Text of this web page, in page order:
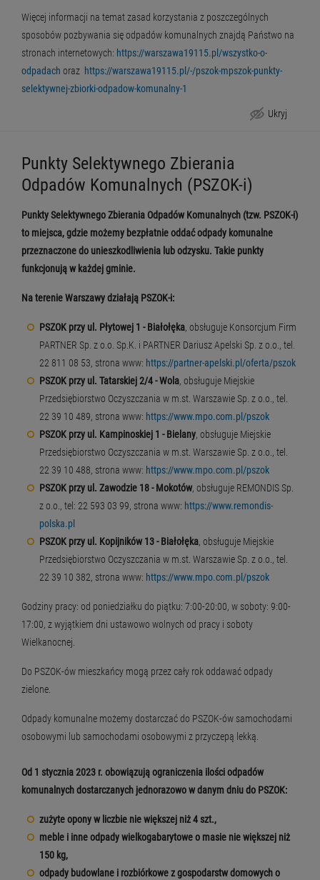
Ukryj
Więcej informacji na temat zasad korzystania z poszczególnych
sposobów pozbywania się odpadów komunalnych znajdą Państwo na
stronach internetowych: https://warszawa19115.pl/wszystko-o-
odpadach oraz https://warszawa19115.pl/-/pszok-mpszok-punkty-
selektywnej-zbiorki-odpadow-komunalny-1
Punkty Selektywnego Zbierania
Odpadów Komunalnych (PSZOK-i)
Punkty Selektywnego Zbierania Odpadów Komunalnych (tzw. PSZOK-i)
to miejsca, gdzie możemy bezpłatnie oddać odpady komunalne
przeznaczone do unieszkodliwienia lub odzysku. Takie punkty
funkcjonują w każdej gminie.
Na terenie Warszawy działają PSZOK-i:
PSZOK przy ul. Płytowej 1 - Białołęka, obsługuje Konsorcjum Firm
PARTNER Sp. z o.o. Sp.K. i PARTNER Dariusz Apelski Sp. z o.o., tel.
22 811 08 53, strona www: https://partner-apelski.pl/oferta/pszok
PSZOK przy ul. Tatarskiej 2/4 - Wola, obsługuje Miejskie
Przedsiębiorstwo Oczyszczania w m.st. Warszawie Sp. z o.o., tel.
22 39 10 489, strona www: https://www.mpo.com.pl/pszok
PSZOK przy ul. Kampinoskiej 1 - Bielany, obsługuje Miejskie
Przedsiębiorstwo Oczyszczania w m.st. Warszawie Sp. z o.o., tel.
22 39 10 488, strona www: https://www.mpo.com.pl/pszok
PSZOK przy ul. Zawodzie 18 - Mokotów, obsługuje REMONDIS Sp.
z o.o., tel: 22 593 03 99, strona www: https://www.remondis-
polska.pl
PSZOK przy ul. Kopijników 13 - Białołęka, obsługuje Miejskie
Przedsiębiorstwo Oczyszczania w m.st. Warszawie Sp. z o.o., tel.
22 39 10 382, strona www: https://www.mpo.com.pl/pszok
Godziny pracy: od poniedziałku do piątku: 7:00-20:00, w soboty: 9:00-
17:00, z wyjątkiem dni ustawowo wolnych od pracy i soboty
Wielkanocnej.
Do PSZOK-ów mieszkańcy mogą przez cały rok oddawać odpady
zielone.
Odpady komunalne możemy dostarczać do PSZOK-ów samochodami
osobowymi lub samochodami osobowymi z przyczepą lekką.
Od 1 stycznia 2023 r. obowiązują ograniczenia ilości odpadów
komunalnych dostarczanych jednorazowo w danym dniu do PSZOK:
zużyte opony w liczbie nie większej niż 4 szt.,
meble i inne odpady wielkogabarytowe o masie nie większej niż
150 kg,
odpady budowlane i rozbiórkowe z gospodarstw domowych o